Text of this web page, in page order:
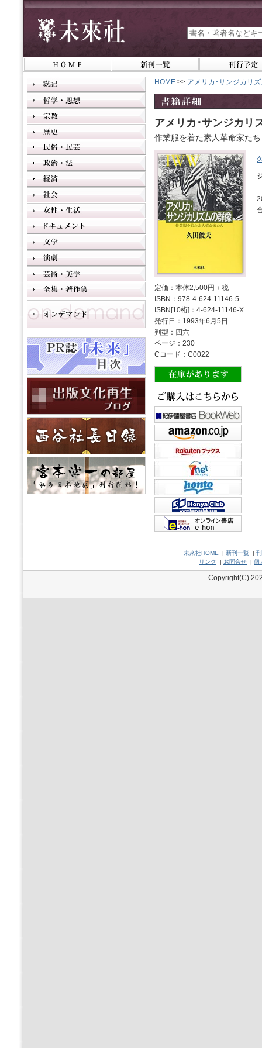
HOME >> アメリカ･サンジカリ
アメリカ･サンジカリ
作業服を着た素人革命家たち
定価：本体2,500円＋税
ISBN：978-4-624-11146-5
ISBN[10桁]：4-624-11146-X
発行日：1993年6月5日
判型：四六
ページ：230
Cコード：C0022
未來社HOME 新刊一覧
リンク
お問合せ 個
Copyright(C)